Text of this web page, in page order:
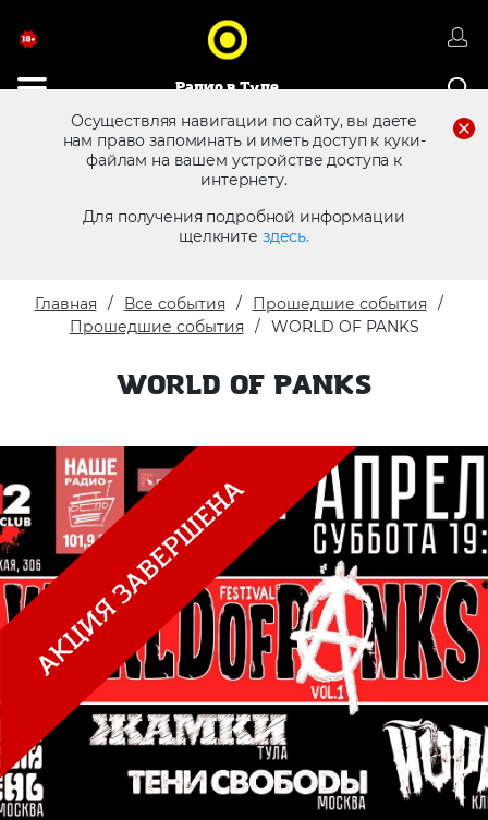
Радио в Туле
Осуществляя навигации по сайту, вы даете
нам право запоминать и иметь доступ к куки-
файлам на вашем устройстве доступа к
интернету.
Для получения подробной информации
щелкните здесь.
8 (4872) 250 470 Реклама в эфире
Главная Все события
Прошедшие события
Прошедшие события
WORLD OF PANKS
WORLD OF PANKS